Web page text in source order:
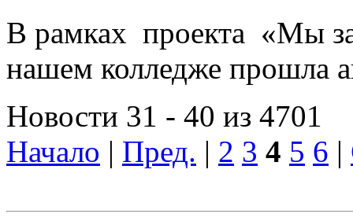
В рамках проекта «Мы
нашем колледже
Новости 31 - 40 из 4701
Начало | Пред. | 2 3 4 5 6 |